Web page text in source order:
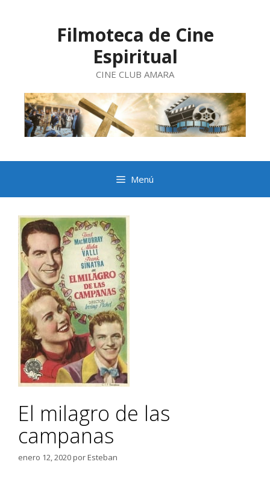
Filmoteca de Cine
Espiritual
CINE CLUB AMARA
Menú
El milagro de las
campanas
enero 12, 2020porEsteban